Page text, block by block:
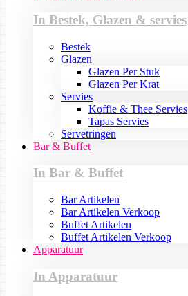
In Bestek, Glazen & servies
Bestek
Glazen
Glazen Per Stuk
Glazen Per Krat
Servies
Koffie & Thee Servies
Tapas Servies
Servetringen
Bar & Buffet
In Bar & Buffet
Bar Artikelen
Bar Artikelen Verkoop
Buffet Artikelen
Buffet Artikelen Verkoop
Apparatuur
In Apparatuur